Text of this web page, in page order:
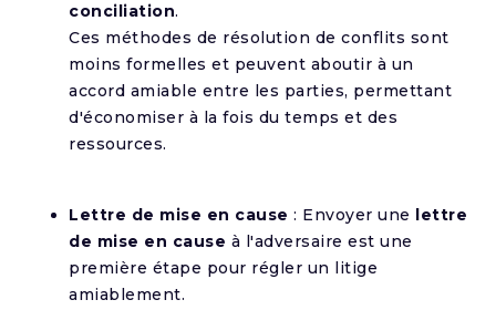
conciliation.
Ces méthodes de résolution de conflits sont
moins formelles et peuvent aboutir à un
accord amiable entre les parties, permettant
d'économiser à la fois du temps et des
ressources.
Lettre de mise en cause : Envoyer une lettre
de mise en cause à l'adversaire est une
première étape pour régler un litige
amiablement.